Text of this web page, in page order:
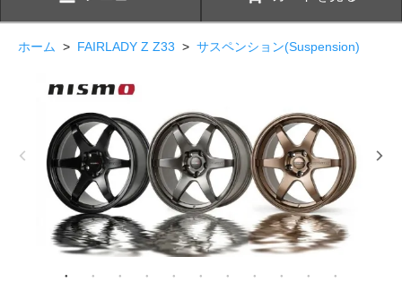
ホーム > FAIRLADY Z Z33 > サスペンション(Suspension)